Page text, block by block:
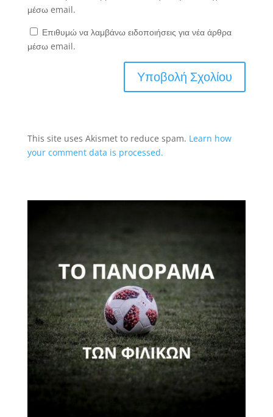
μέσω email.
Επιθυμώ να λαμβάνω ειδοποιήσεις για νέα άρθρα
μέσω email.
This site uses Akismet to reduce spam. Learn how
your comment data is processed.